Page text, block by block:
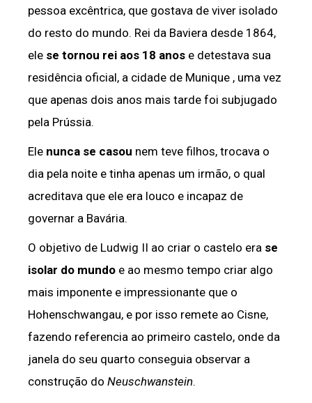
pessoa excêntrica, que gostava de viver isolado
do resto do mundo. Rei da Baviera desde 1864,
ele se tornou rei aos 18 anos e detestava sua
residência oficial, a cidade de Munique , uma vez
que apenas dois anos mais tarde foi subjugado
pela Prússia.
Ele nunca se casou nem teve filhos, trocava o
dia pela noite e tinha apenas um irmão, o qual
acreditava que ele era louco e incapaz de
governar a Bavária.
O objetivo de Ludwig II ao criar o castelo era se
isolar do mundo e ao mesmo tempo criar algo
mais imponente e impressionante que o
Hohenschwangau, e por isso remete ao Cisne,
fazendo referencia ao primeiro castelo, onde da
janela do seu quarto conseguia observar a
construção do Neuschwanstein.